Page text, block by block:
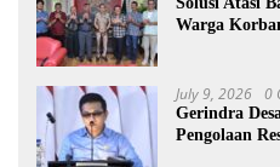
Warga
July 9, 2026 0
Gerindra
Pengolaan